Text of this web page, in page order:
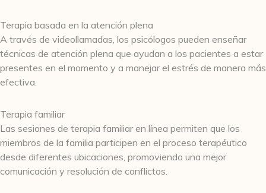
Terapia basada en la atención plena
A través de videollamadas, los psicólogos pueden enseñar
técnicas de atención plena que ayudan a los pacientes a estar
presentes en el momento y a manejar el estrés de manera más
efectiva.
Terapia familiar
Las sesiones de terapia familiar en línea permiten que los
miembros de la familia participen en el proceso terapéutico
desde diferentes ubicaciones, promoviendo una mejor
comunicación y resolución de conflictos.